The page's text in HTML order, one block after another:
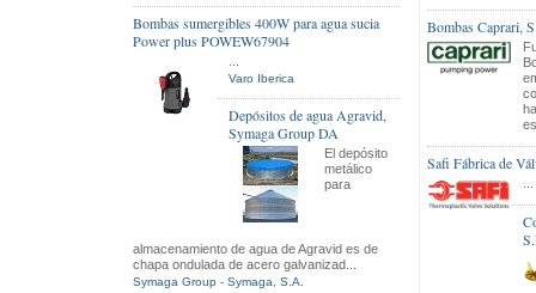
Bombas sumergibles 400W para agua sucia
Power plus POWEW67904
Varo Iberica
Depósitos de agua Agravid,
Symaga Group DA
El depósito
metálico
para
almacenamiento de agua de Agravid es de
chapa ondulada de acero galvanizad...
Symaga Group - Symaga, S.A.
Bombas Caprari,
Safi Fábrica de